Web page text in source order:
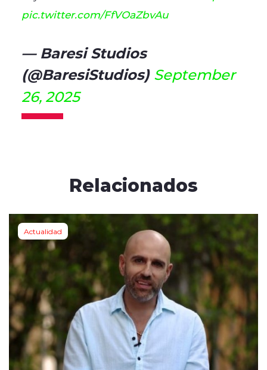
pic.twitter.com/FfVOaZbvAu
— Baresi Studios
(@BaresiStudios) September
26, 2025
Relacionados
Actualidad